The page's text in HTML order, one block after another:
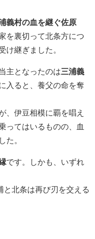
義村の血を継ぐ佐原
を裏切って北条方につ
け継ぎました。
主となったのは三浦義
入ると、養父の命を奪
、伊豆相模に覇を唱え
ってはいるものの、血
た。
です。しかも、いずれ
と北条は再び刃を交える